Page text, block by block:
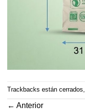
Trackbacks están
← Anterior